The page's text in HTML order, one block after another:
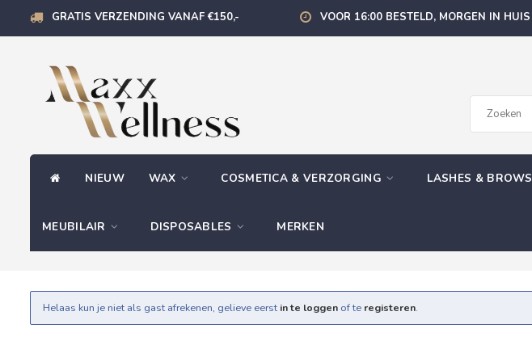
GRATIS VERZENDING VANAF €150,- VOOR 16:00 BESTELD, MORGEN IN HUIS
NIEUW WAX COSMETICA & VERZORGING LASHES & BROWS
MEUBILAIR DISPOSABLES MERKEN
Helaas kun je niet als gast afrekenen, gelieve eerst in te loggen of te registeren.